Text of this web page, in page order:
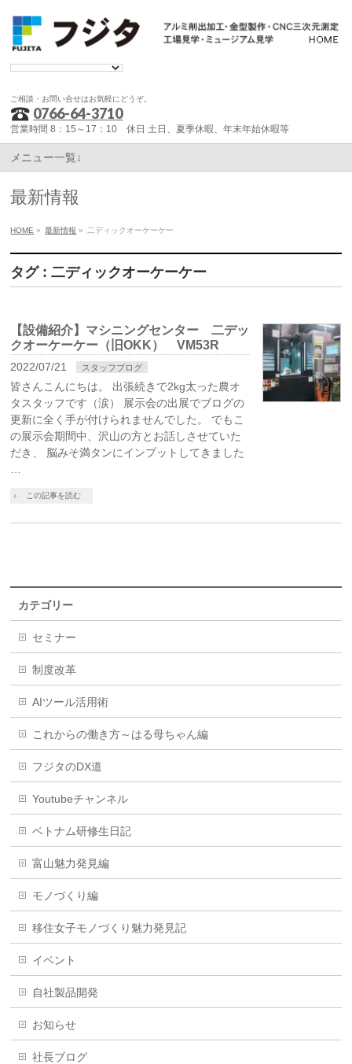
ご相談・お問い合せはお気軽にどうぞ。
0766-64-3710
営業時間 8：15～17：10 休日 土日、夏季休暇、年末年始休暇等
メニュー一覧↓
最新情報
HOME » 最新情報 » 二ディックオーケーケー
タグ : 二ディックオーケーケー
【設備紹介】マシニングセンター 二デッ
クオーケーケー（旧OKK） VM53R
2022/07/21 スタッフブログ
皆さんこんにちは。 出張続きで2kg太った農オ
タスタッフです（涙） 展示会の出展でブログの
更新に全く手が付けられませんでした。 でもこ
の展示会期間中、沢山の方とお話しさせていた
だき、 脳みそ満タンにインプットしてきました
この記事を読む
カテゴリー
セミナー
制度改革
AIツール活用術
これからの働き方～はる母ちゃん編
フジタのDX道
Youtubeチャンネル
ベトナム研修生日記
富山魅力発見編
モノづくり編
移住女子モノづくり魅力発見記
イベント
自社製品開発
お知らせ
社長ブログ